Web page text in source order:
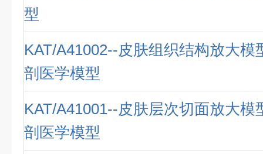
型
KAT/A41002--皮肤组织结构放大模
剖医学模型
KAT/A41001--皮肤层次切面放大模
剖医学模型